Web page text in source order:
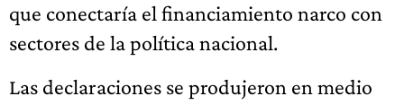
que conectaría el financiamiento narco con
sectores de la política nacional.
Las declaraciones se produjeron en medio